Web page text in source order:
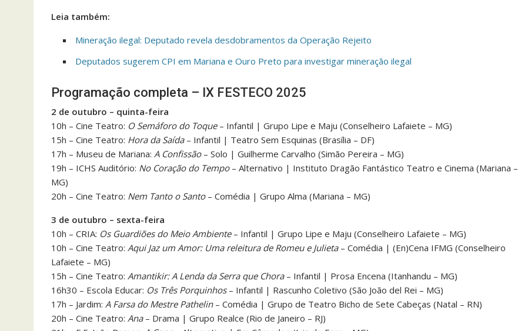
Leia também:
Mineração ilegal: Deputado revela desdobramentos da Operação Rejeito
Deputados sugerem CPI em Mariana e Ouro Preto para investigar mineração ilegal
Programação completa – IX FESTECO 2025
2 de outubro – quinta-feira
10h – Cine Teatro: O Semáforo do Toque– Infantil | Grupo Lipe e Maju (Conselheiro Lafaiete – MG)
15h – Cine Teatro: Hora da Saída– Infantil | Teatro Sem Esquinas (Brasília – DF)
17h – Museu de Mariana: A Confissão– Solo | Guilherme Carvalho (Simão Pereira – MG)
19h – ICHS Auditório: No Coração do Tempo– Alternativo | Instituto Dragão Fantástico Teatro e Cinema (Mariana –
MG)
20h – Cine Teatro: Nem Tanto o Santo– Comédia | Grupo Alma (Mariana – MG)
3 de outubro – sexta-feira
10h – CRIA: Os Guardiões do Meio Ambiente– Infantil | Grupo Lipe e Maju (Conselheiro Lafaiete – MG)
10h – Cine Teatro: Aqui Jaz um Amor: Uma releitura de Romeu e Julieta– Comédia | (En)Cena IFMG (Conselheiro
Lafaiete – MG)
15h – Cine Teatro: Amantikir: A Lenda da Serra que Chora– Infantil | Prosa Encena (Itanhandu – MG)
16h30 – Escola Educar: Os Três Porquinhos– Infantil | Rascunho Coletivo (São João del Rei – MG)
17h – Jardim: A Farsa do Mestre Pathelin– Comédia | Grupo de Teatro Bicho de Sete Cabeças (Natal – RN)
20h – Cine Teatro: Ana– Drama | Grupo Realce (Rio de Janeiro – RJ)